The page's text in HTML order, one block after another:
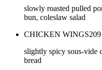
slowly roasted pulled
bun, coleslaw salad
CHICKEN WINGS209
slightly spicy sous-vide
bread